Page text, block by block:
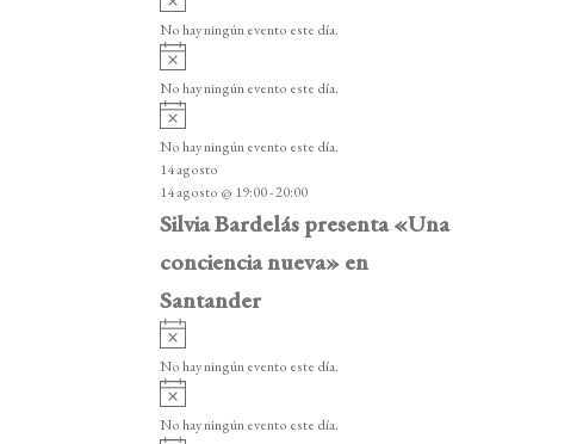
o
v
i
o
No hay ningún evento este día.
v
i
o
No hay ningún evento este día.
v
i
s
o
No hay ningún evento este día.
14 agosto
14 agosto @ 19:00-20:00
Silvia Bardelás presenta «Una
conciencia nueva» en
Santander
A
v
i
o
No hay ningún evento este día.
A
v
i
No hay ningún evento este día.